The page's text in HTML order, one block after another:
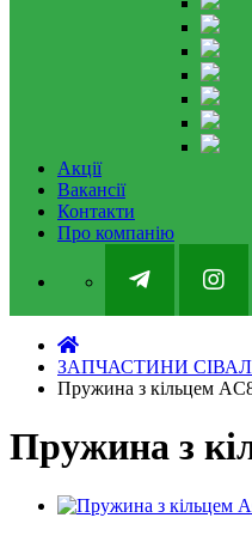
Акції
Вакансії
Контакти
Про компанію
ЗАПЧАСТИНИ
Пружина з кільцем
Пружина з